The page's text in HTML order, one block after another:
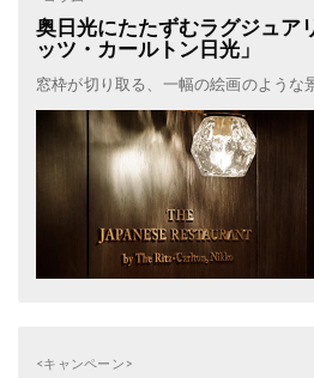
奥日光にたたずむラグジュア
ッツ・カールトン日光」
窓枠が切り取る、一幅の絵画のような
<キャンペーン>